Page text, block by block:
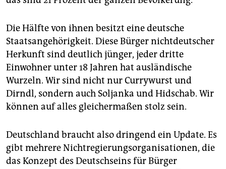
Die Hälfte von ihnen besitzt eine deutsche
Staatsangehörigkeit. Diese Bürger nichtdeutscher
Herkunft sind deutlich jünger, jeder dritte
Einwohner unter 18 Jahren hat ausländische
Wurzeln. Wir sind nicht nur Currywurst und
Dirndl, sondern auch Soljanka und Hidschab. Wir
können auf alles gleichermaßen stolz sein.
Deutschland braucht also dringend ein Update. Es
gibt mehrere Nichtregierungsorganisationen, die
das Konzept des Deutschseins für Bürger